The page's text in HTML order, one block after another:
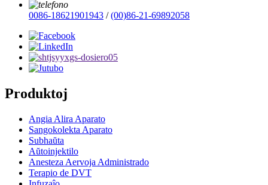
0086-18621901943 /(00)86-21-69892058
Produktoj
Angia Alira Aparato
Sangokolekta Aparato
Subhaŭta
Aŭtoinjektilo
Anesteza Aervoja Administrado
Terapio de DVT